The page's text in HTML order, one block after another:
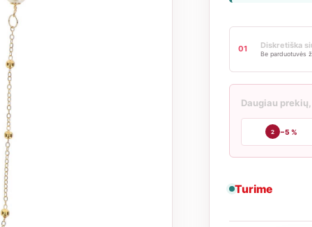
01 Diskretiška
Be parduotuvės
Daugiau
2 −5 %
Turime